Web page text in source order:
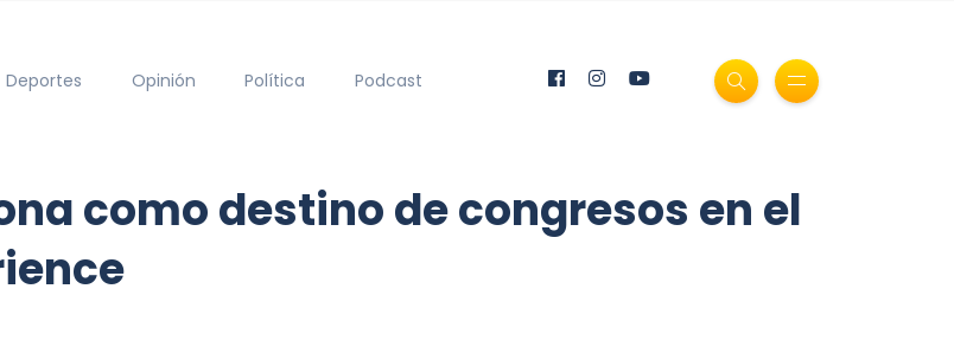
Deportes Opinión Política Podcast
como destino de congresos en el